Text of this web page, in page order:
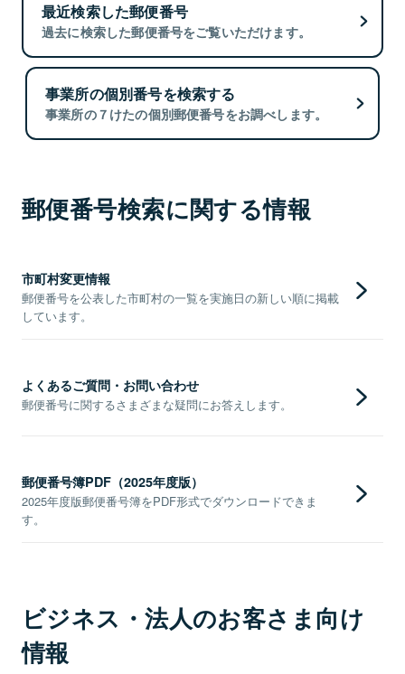
最近検索した郵便番号
過去に検索した郵便番号をご覧いただけます。
事業所の個別番号を検索する
事業所の７けたの個別郵便番号をお調べします。
郵便番号検索に関する情報
市町村変更情報
郵便番号を公表した市町村の一覧を実施日の新しい順に掲載
しています。
よくあるご質問・お問い合わせ
郵便番号に関するさまざまな疑問にお答えします。
郵便番号簿PDF（2025年度版）
2025年度版郵便番号簿をPDF形式でダウンロードできま
す。
ビジネス・法人のお客さま向け
情報